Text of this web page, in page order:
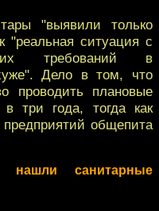
"выявили только
"реальная ситуация с
требований в
Дело в том, что
проводить плановые
три года, тогда как
общепита
нашли санитарные